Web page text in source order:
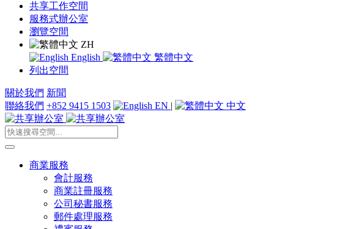
共享工作空間
服務式辦公室
瀏覽空間
ZH
English
繁體中文
列出空間
關於我們 新聞
聯絡我們 +852 9415 1503 EN | 中文
商業服務
會計服務
商業註冊服務
公司秘書服務
郵件處理服務